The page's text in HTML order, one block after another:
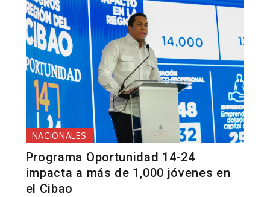
NACIONALES
Programa Oportunidad 14-24
impacta a más de 1,000 jóvenes en
el Cibao